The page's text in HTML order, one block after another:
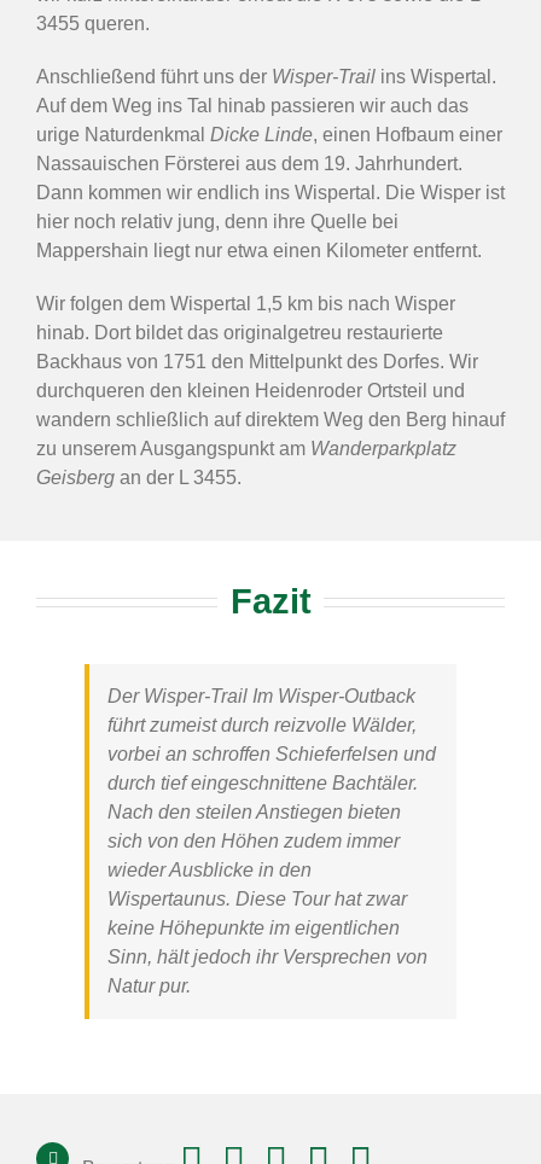
3455 queren.
Anschließend führt uns der Wisper-Trail ins Wispertal.
Auf dem Weg ins Tal hinab passieren wir auch das
urige Naturdenkmal Dicke Linde, einen Hofbaum einer
Nassauischen Försterei aus dem 19. Jahrhundert.
Dann kommen wir endlich ins Wispertal. Die Wisper ist
hier noch relativ jung, denn ihre Quelle bei
Mappershain liegt nur etwa einen Kilometer entfernt.
Wir folgen dem Wispertal 1,5 km bis nach Wisper
hinab. Dort bildet das originalgetreu restaurierte
Backhaus von 1751 den Mittelpunkt des Dorfes. Wir
durchqueren den kleinen Heidenroder Ortsteil und
wandern schließlich auf direktem Weg den Berg hinauf
zu unserem Ausgangspunkt am Wanderparkplatz
Geisberg an der L 3455.
Fazit
Der Wisper-Trail Im Wisper-Outback
führt zumeist durch reizvolle Wälder,
vorbei an schroffen Schieferfelsen und
durch tief eingeschnittene Bachtäler.
Nach den steilen Anstiegen bieten
sich von den Höhen zudem immer
wieder Ausblicke in den
Wispertaunus. Diese Tour hat zwar
keine Höhepunkte im eigentlichen
Sinn, hält jedoch ihr Versprechen von
Natur pur.